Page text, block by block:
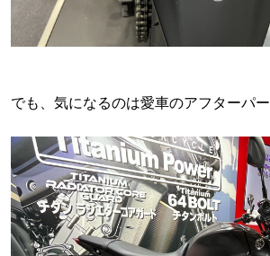
でも、気になるのは愛車のアフターパ